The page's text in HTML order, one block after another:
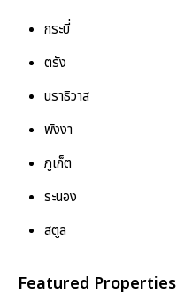
กระบี่
ตรัง
นราธิวาส
พังงา
ภูเก็ต
ระนอง
สตูล
Featured Properties